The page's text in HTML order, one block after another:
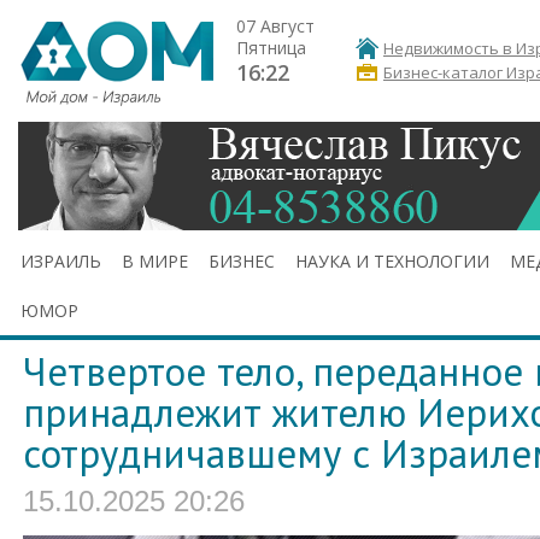
07 Август
Пятница
16:22
Недвижимость в
Бизнес-каталог
ИЗРАИЛЬ В МИРЕ БИЗНЕС НАУКА И ТЕХНОЛОГИИ
ЮМОР
Четвертое тело, переданное
принадлежит жителю
сотрудничавшему с
15.10.2025 20:26